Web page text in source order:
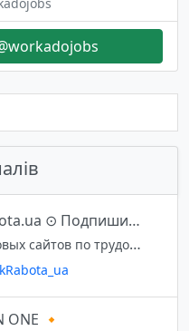
Work.ua | Rabota.ua ⊙ Подпишись
¤ Вакансии топовых сайтов по трудоустройству в Украине: Work.ua | Rabota.ua ¤ ¤ Ccылка - приглашение на канал : https://t.me/joinchat/AAAAAEujIr236_jvH14IHw ⊙ Реклама на канале
🔸